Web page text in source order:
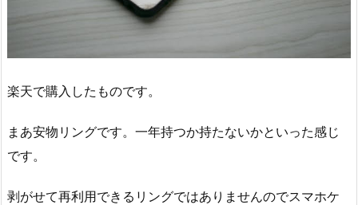
楽天で購入したものです。
まあ安物リングです。一年持つか持たないかといった感じ
です。
剥がせて再利用できるリングではありませんのでスマホケ